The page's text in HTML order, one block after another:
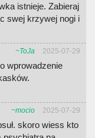
istnieje. Zabieraj
swej krzywej nogi i
~ToJa 2025-07-29
wprowadzenie
~mocio 2025-07-29
skoro wiess kto